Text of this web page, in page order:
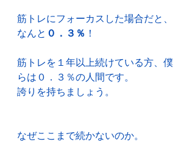
筋トレにフォーカスした場合だと、
なんと ０．３％ ！
筋トレを１年以上続けている方、僕
らは０．３％の人間です。
誇りを持ちましょう。
なぜここまで続かないのか。